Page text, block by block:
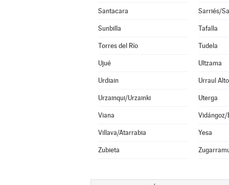
Santacara Sarriés/
Sunbilla Tafalla
Torres del Río Tudela
Ujué Ultzama
Urdiain Urraul Alto
Urzainqui/Urzainki Uterga
Viana Vidángoz/
Villava/Atarrabia Yesa
Zubieta